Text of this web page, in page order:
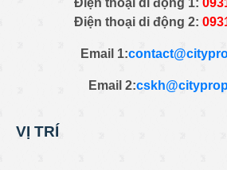
Điện thoại di động 1:
Điện thoại di động 2: 0
Email 1:
Email 2:
VỊ TRÍ